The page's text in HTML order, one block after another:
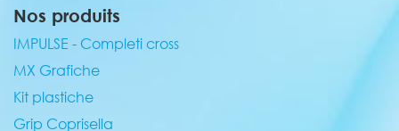
Nos produits
IMPULSE - Completi cross
MX Grafiche
Kit plastiche
Grip Coprisella